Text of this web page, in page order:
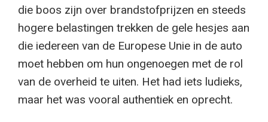
die boos zijn over brandstofprijzen en steeds
hogere belastingen trekken de gele hesjes aan
die iedereen van de Europese Unie in de auto
moet hebben om hun ongenoegen met de rol
van de overheid te uiten. Het had iets ludieks,
maar het was vooral authentiek en oprecht.